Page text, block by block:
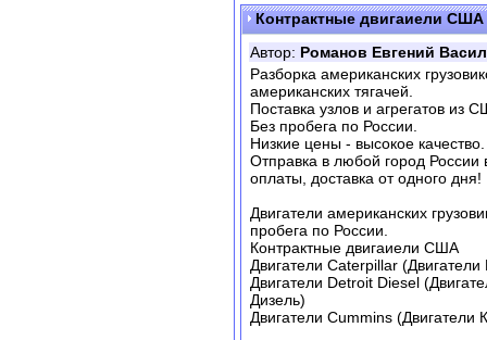
Контрактные двигаиели США
Автор: Романов Евгений
Разборка американских
американских тягачей.
Поставка узлов и агрегатов из
Без пробега по России.
Низкие цены - высокое качество.
Отправка в любой город России
оплаты, доставка от одного дня!
Двигатели американских
пробега по России.
Контрактные двигаиели США
Двигатели Caterpillar
Двигатели Detroit Diesel
Дизель)
Двигатели Cummins (Двигатели